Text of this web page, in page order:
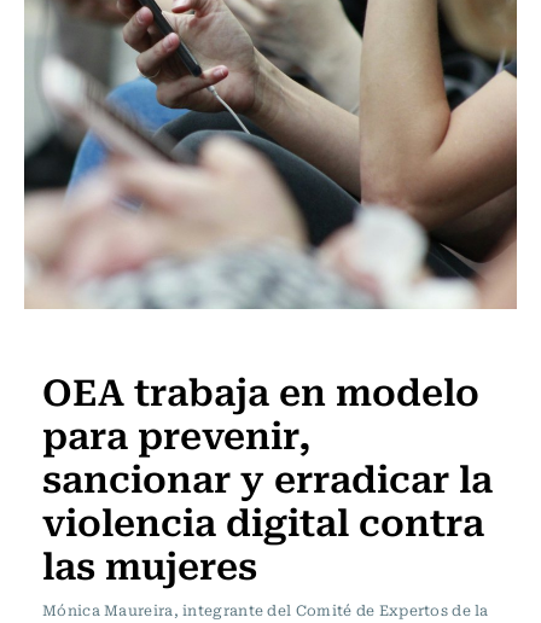
OEA trabaja en modelo
para prevenir,
sancionar y erradicar la
violencia digital contra
las mujeres
Mónica Maureira, integrante del Comité de Expertos de la